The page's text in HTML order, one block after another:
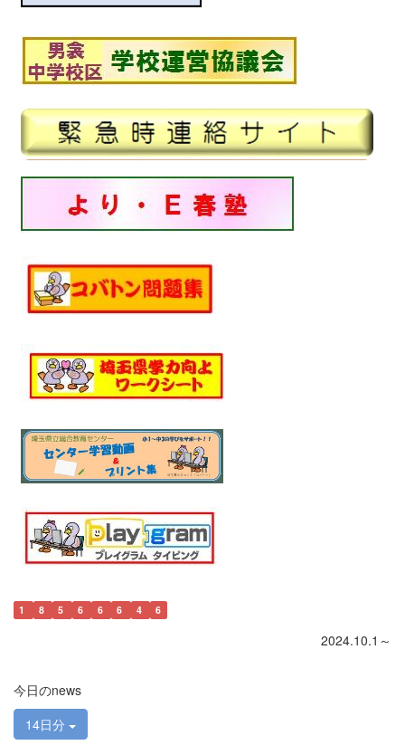
1 8 5 6 6 6 4 6
2024.10.1～
今日のnews
14日分